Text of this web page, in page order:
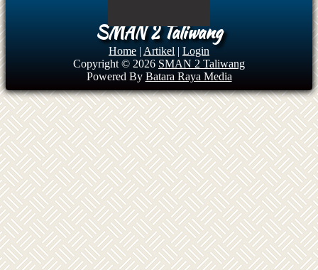
SMAN 2 Taliwang
Home | Artikel | Login
Copyright © 2026 SMAN 2 Taliwang
Powered By Batara Raya Media